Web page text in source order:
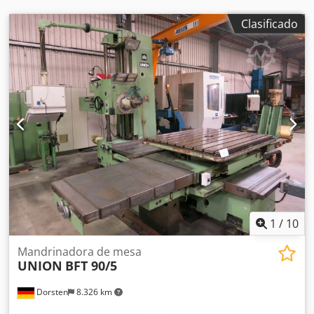
Clasificado
1 / 10
Dorsten 8.326 km
Mandrinadora de mesa
UNION BFT 90/5